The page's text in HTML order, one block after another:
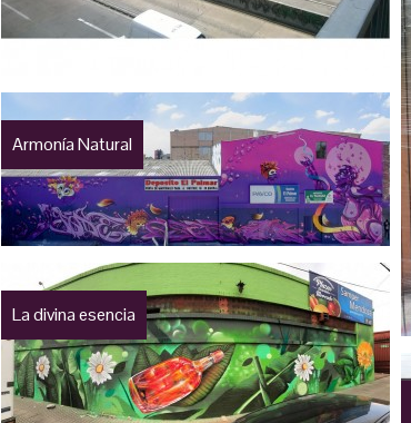
Armonía Natural
La divina esencia